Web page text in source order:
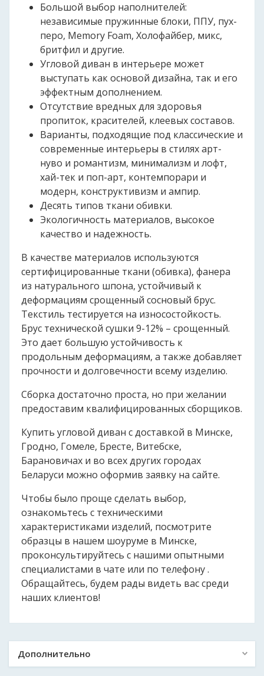
Большой выбор наполнителей:
независимые пружинные блоки, ППУ, пух-
перо, Memory Foam, Холофайбер, микс,
бритфил и другие.
Угловой диван в интерьере может
выступать как основой дизайна, так и его
эффектным дополнением.
Отсутствие вредных для здоровья
пропиток, красителей, клеевых составов.
Варианты, подходящие под классические и
современные интерьеры в стилях арт-
нуво и романтизм, минимализм и лофт,
хай-тек и поп-арт, контемпорари и
модерн, конструктивизм и ампир.
Десять типов ткани обивки.
Экологичность материалов, высокое
качество и надежность.
В качестве материалов используются
сертифицированные ткани (обивка), фанера
из натурального шпона, устойчивый к
деформациям срощенный сосновый брус.
Текстиль тестируется на износостойкость.
Брус технической сушки 9-12% – срощенный.
Это дает большую устойчивость к
продольным деформациям, а также добавляет
прочности и долговечности всему изделию.
Сборка достаточно проста, но при желании
предоставим квалифицированных сборщиков.
Купить угловой диван с доставкой в Минске,
Гродно, Гомеле, Бресте, Витебске,
Барановичах и во всех других городах
Беларуси можно оформив заявку на сайте.
Чтобы было проще сделать выбор,
ознакомьтесь с техническими
характеристиками изделий, посмотрите
образцы в нашем шоуруме в Минске,
проконсультируйтесь с нашими опытными
специалистами в чате или по телефону .
Обращайтесь, будем рады видеть вас среди
наших клиентов!
Дополнительно